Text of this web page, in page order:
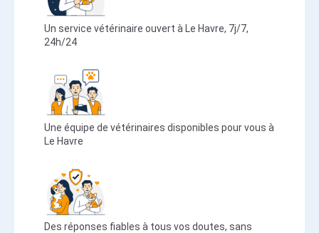
Un service vétérinaire ouvert à Le Havre, 7j/7,
24h/24
Une équipe de vétérinaires disponibles pour vous à
Le Havre
Des réponses fiables à tous vos doutes, sans